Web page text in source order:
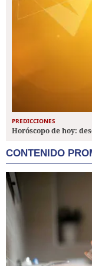
PREDICCIONES
Horóscopo de hoy:
CONTENIDO